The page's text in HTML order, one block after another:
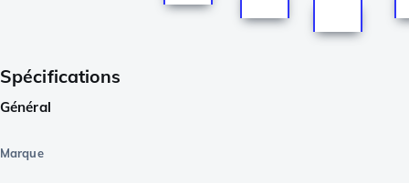
Spécifications
Général
Marque